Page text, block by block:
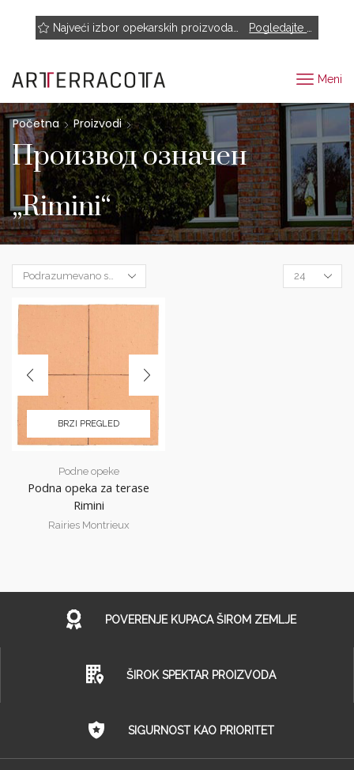
Meni
Početna Proizvodi
Производ oзначен
„Rimini“
Products
per
BRZI PREGLED
Podne opeke
Podna opeka za terase
Rimini
Rairies Montrieux
POVERENJE KUPACA ŠIROM ZEMLJE
ŠIROK SPEKTAR PROIZVODA
SIGURNOST KAO PRIORITET